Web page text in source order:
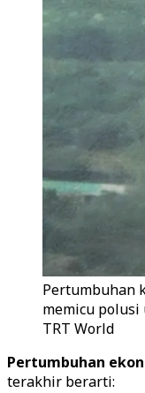
Pertumbuhan
memicu polusi
TRT World
Pertumbuhan
terakhir berarti: